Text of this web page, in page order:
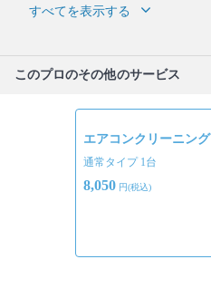
すべてを表示する
このプロのその他のサービス
エアコンクリーニング
通常タイプ 1台
8,050円(税込)